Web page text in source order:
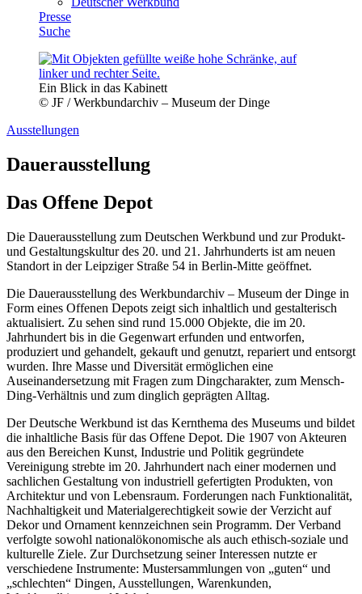
Presse
Suche
Ein Blick in das Kabinett
© JF / Werkbundarchiv – Museum der Dinge
Ausstellungen
Dauerausstellung
Das Offene Depot
Die Dauerausstellung zum Deutschen Werkbund und zur Produkt-
und Gestaltungskultur des 20. und 21. Jahrhunderts ist am neuen
Standort in der Leipziger Straße 54 in Berlin-Mitte geöffnet.
Die Dauerausstellung des Werkbundarchiv – Museum der Dinge in
Form eines Offenen Depots zeigt sich inhaltlich und gestalterisch
aktualisiert. Zu sehen sind rund 15.000 Objekte, die im 20.
Jahrhundert bis in die Gegenwart erfunden und entworfen,
produziert und gehandelt, gekauft und genutzt, repariert und entsorgt
wurden. Ihre Masse und Diversität ermöglichen eine
Auseinandersetzung mit Fragen zum Dingcharakter, zum Mensch-
Ding-Verhältnis und zum dinglich geprägten Alltag.
Der Deutsche Werkbund ist das Kernthema des Museums und bildet
die inhaltliche Basis für das Offene Depot. Die 1907 von Akteuren
aus den Bereichen Kunst, Industrie und Politik gegründete
Vereinigung strebte im 20. Jahrhundert nach einer modernen und
sachlichen Gestaltung von industriell gefertigten Produkten, von
Architektur und von Lebensraum. Forderungen nach Funktionalität,
Nachhaltigkeit und Materialgerechtigkeit sowie der Verzicht auf
Dekor und Ornament kennzeichnen sein Programm. Der Verband
verfolgte sowohl nationalökonomische als auch ethisch-soziale und
kulturelle Ziele. Zur Durchsetzung seiner Interessen nutzte er
verschiedene Instrumente: Mustersammlungen von „guten“ und
„schlechten“ Dingen, Ausstellungen, Warenkunden,